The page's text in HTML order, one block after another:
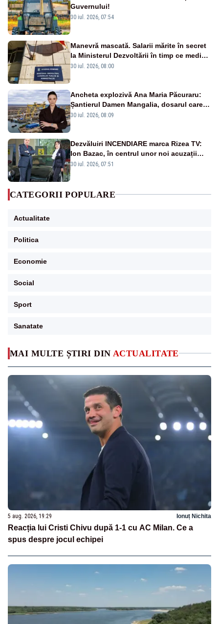
MAI MULTE ȘTIRI DIN ACTUALITATE
5 aug. 2026, 19:29 Ionuț Nichita
Reacția lui Cristi Chivu după 1-1 cu AC Milan. Ce a
spus despre jocul echipei
Guvernului!
30 iul. 2026, 07:54
Manevră mascată. Salarii mărite în secret
la Ministerul Dezvoltării în timp ce medicii
ies în stradă
30 iul. 2026, 08:00
Ancheta explozivă Ana Maria Păcuraru:
Șantierul Damen Mangalia, dosarul care
scufundă apărarea României
30 iul. 2026, 08:09
Dezvăluiri INCENDIARE marca Rizea TV:
Ion Bazac, în centrul unor noi acuzații
publice
30 iul. 2026, 07:51
CATEGORII POPULARE
Actualitate
Politica
Economie
Social
Sport
Sanatate